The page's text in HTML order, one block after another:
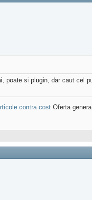
poate si plugin, dar caut cel
contra cost Oferta